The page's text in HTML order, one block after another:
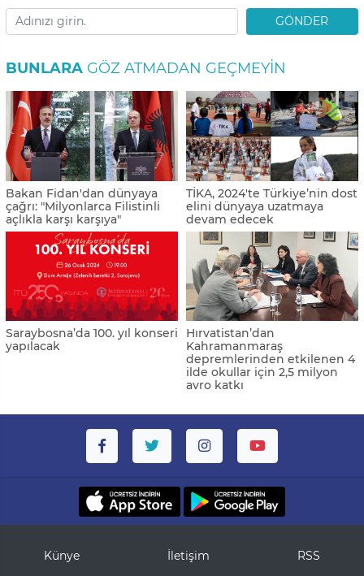
GÖNDER
BUNLARA GÖZ ATMADAN GEÇMEYIN
Bakan Fidan'dan dünyaya
çağrı: "Milyonlarca Filistinli
açlıkla karşı karşıya"
TİKA, 2024'te Türkiye’nin dost
elini dünyaya uzatmaya
devam edecek
Saraybosna’da 100. yıl konseri
yapılacak
Hırvatistan’dan
Kahramanmaraş
depremlerinden etkilenen 4
ilde okullar için 2,5 milyon
avro katkı
Künye İletişim RSS